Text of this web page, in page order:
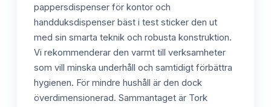
pappersdispenser för kontor och
handduksdispenser bäst i test sticker den ut
med sin smarta teknik och robusta konstruktion.
Vi rekommenderar den varmt till verksamheter
som vill minska underhåll och samtidigt förbättra
hygienen. För mindre hushåll är den dock
överdimensionerad. Sammantaget är Tork